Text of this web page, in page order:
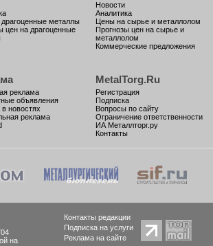
металлы
цен на драгоценные
Новости
Аналитика
Цены на сырье и металлолом
Прогнозы цен на сырье и
металлолом
Коммерческие предложения
реклама
объявления
новостях
реклама
MetalTorg.Ru
Регистрация
Подписка
Вопросы по сайту
Ограничение ответственности
ИА Металлторг.ру
Контакты
на
Контакты редакции
Подписка на услуги
Реклама на сайте